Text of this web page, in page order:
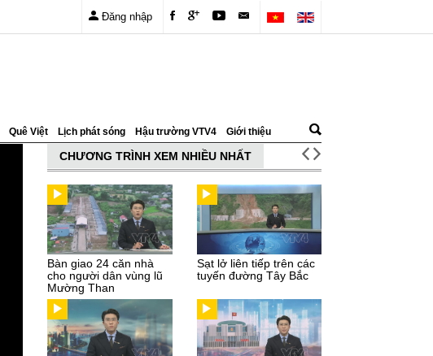
Đăng nhập
Quê Việt Lịch phát sóng Hậu trường VTV4 Giới thiệu
CHƯƠNG TRÌNH XEM NHIỀU NHẤT
Bàn giao 24 căn nhà
cho người dân vùng lũ
Mường Than
Sạt lở liên tiếp trên các
tuyến đường Tây Bắc